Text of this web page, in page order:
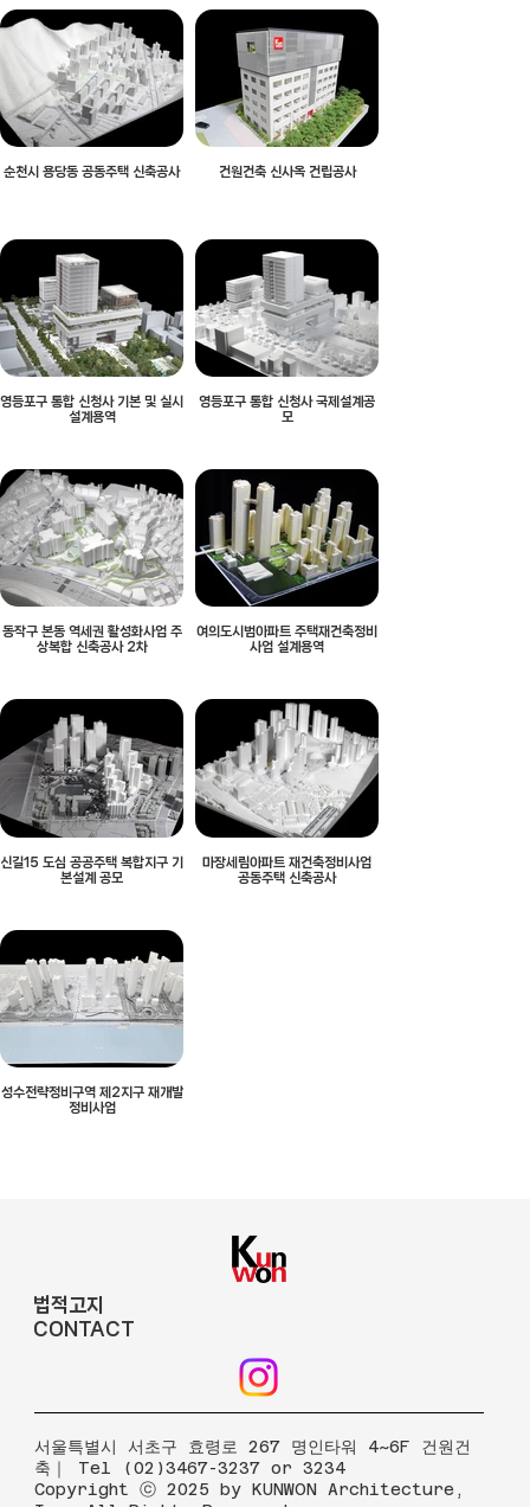
순천시 용당동 공동주택 신축공사 건원건축 신사옥 건립공사
영등포구 통합 신청사 기본 및 실시
설계용역
영등포구 통합 신청사 국제설계공
모
동작구 본동 역세권 활성화사업 주
상복합 신축공사 2차
여의도시범아파트 주택재건축정비
사업 설계용역
신길15 도심 공공주택 복합지구 기
본설계 공모
마장세림아파트 재건축정비사업
공동주택 신축공사
성수전략정비구역 제2지구 재개발
정비사업
법적고지
CONTACT
​서울특별시 서초구 효령로 267 명인타워 4~6F 건원건
축｜ Tel (02)3467-3237 or 3234
Copyright ⓒ 2025 by KUNWON Architecture,